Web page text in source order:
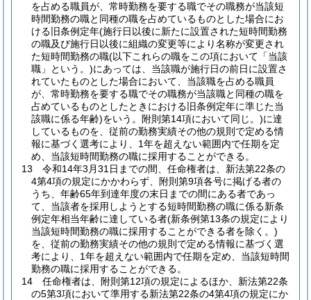
を占める職員が、常時勤務を要する職でその職務が当該短
時間勤務の職と同種の職を占めているものとした場合にお
ける旧条例定年(施行日以後に新たに設置された短時間勤務
の職及び施行日以後に組織の変更等により名称が変更され
た短時間勤務の職(以下これらの職をこの項において「当該
職」という。)にあっては、当該職が施行日の前日に設置さ
れていたものとした場合において、当該職を占める職員
が、常時勤務を要する職でその職務が当該職と同種の職を
占めているものとしたときにおける旧条例定年に準じた当
該職に係る年齢)をいう。附則第14項において同じ。)に達
しているものを、従前の勤務実績その他の規則で定める情
報に基づく選考により、1年を超えない範囲内で任期を定
め、当該短時間勤務の職に採用することができる。
13
令和14年3月31日までの間、任命権者は、新法第22条の
4第4項の規定にかかわらず、附則第9項各号に掲げる者の
うち、年齢65年到達年度の末日までの間にある者であっ
て、当該者を採用しようとする短時間勤務の職に係る新条
例定年相当年齢に達している者(新条例第13条の規定により
当該短時間勤務の職に採用することができる者を除く。)
を、従前の勤務実績その他の規則で定める情報に基づく選
考により、1年を超えない範囲内で任期を定め、当該短時間
勤務の職に採用することができる。
14
任命権者は、附則第12項の規定によるほか、新法第22条
の5第3項において準用する新法第22条の4第4項の規定にか